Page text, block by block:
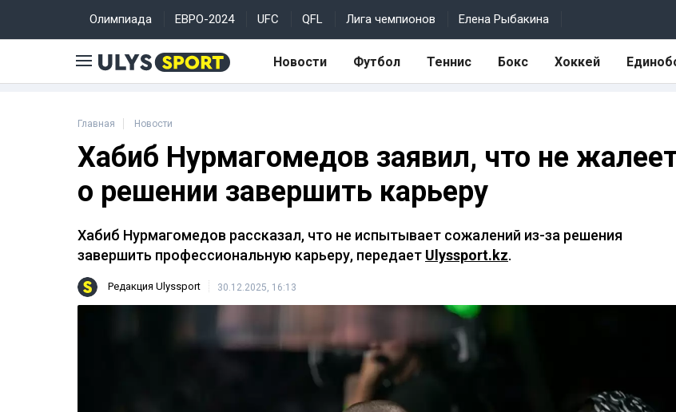
Олимпиада ЕВРО-2024 UFC QFL Лига чемпионов Елена Рыбакина
Новости Футбол Теннис Бокс Хоккей
Главная Новости
Хабиб Нурмагомедов заявил, что не
о решении завершить карьеру
Хабиб Нурмагомедов рассказал, что не испытывает сожалений из-за решения
завершить профессиональную карьеру, передает Ulyssport.kz.
Редакция Ulyssport 30.12.2025, 16:13